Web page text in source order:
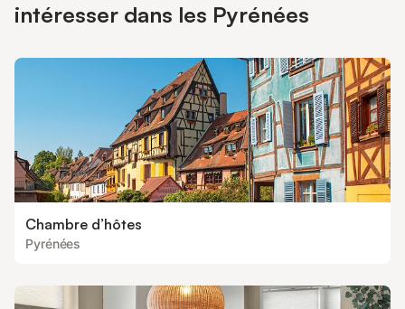
intéresser dans les Pyrénées
Chambre d’hôtes
Pyrénées